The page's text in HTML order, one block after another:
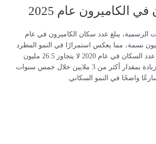
الكاميرون عام 2025
الرسمية، يبلغ عدد سكان الكاميرون في عام
حوالي 29.9 مليون نسمة، مما يعكس استمرارًا في النمو المطرد
لسكان الدولة. وكان عدد السكان في عام 2020 لا يتجاوز 26.5 مليون
نسمة، ما يشير إلى زيادة بمقدار أكثر من 3 ملايين خلال خمس سنوات
واضحًا في النمو السكاني.